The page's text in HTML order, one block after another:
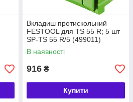
Вкладиш протискольний
FESTOOL для TS 55 R; 5 шт
SP-TS 55 R/5 (499011)
В наявності
916 ₴
Купити